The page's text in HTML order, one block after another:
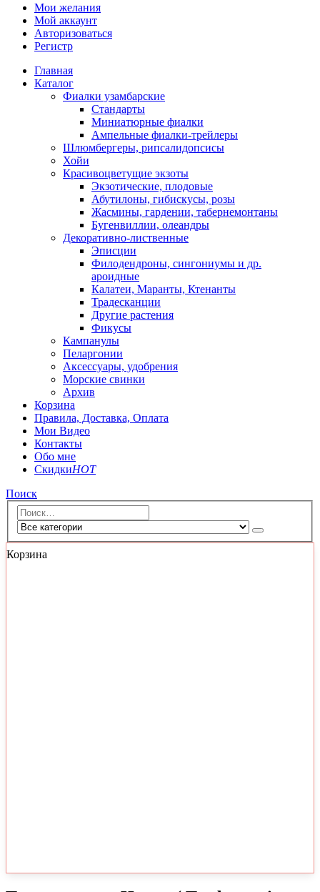
Мои желания
Мой аккаунт
Авторизоваться
Регистр
Главная
Каталог
Фиалки узамбарские
Стандарты
Миниатюрные фиалки
Ампельные фиалки-трейлеры
Шлюмбергеры, рипсалидопсисы
Хойи
Красивоцветущие экзоты
Экзотические, плодовые
Абутилоны, гибискусы, розы
Жасмины, гардении, табернемонтаны
Бугенвиллии, олеандры
Декоративно-лиственные
Эписции
Филодендроны, сингониумы и др.
ароидные
Калатеи, Маранты, Ктенанты
Традесканции
Другие растения
Фикусы
Кампанулы
Пеларгонии
Аксессуары, удобрения
Морские свинки
Архив
Корзина
Правила, Доставка, Оплата
Мои Видео
Контакты
Обо мне
СкидкиHOT
Поиск
Корзина